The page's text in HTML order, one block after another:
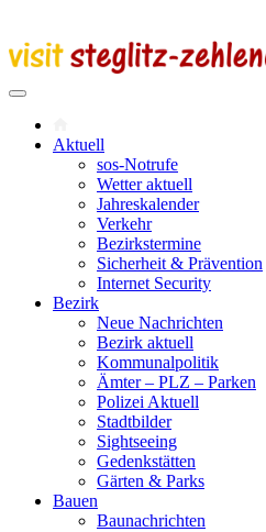
Aktuell
sos-Notrufe
Wetter aktuell
Jahreskalender
Verkehr
Bezirkstermine
Sicherheit & Prävention
Internet Security
Bezirk
Neue Nachrichten
Bezirk aktuell
Kommunalpolitik
Ämter – PLZ – Parken
Polizei Aktuell
Stadtbilder
Sightseeing
Gedenkstätten
Gärten & Parks
Bauen
Baunachrichten